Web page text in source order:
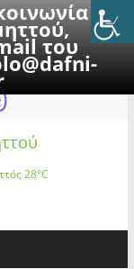
με
του
28°C